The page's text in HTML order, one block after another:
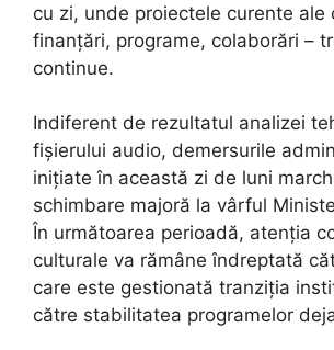
cu zi, unde proiectele curente ale
finanțări, programe, colaborări –
continue.
Indiferent de rezultatul analizei
fișierului audio, demersurile
inițiate în această zi de luni
schimbare majoră la vârful
În următoarea perioadă, atenția
culturale va rămâne îndreptată
care este gestionată tranziția
către stabilitatea programelor